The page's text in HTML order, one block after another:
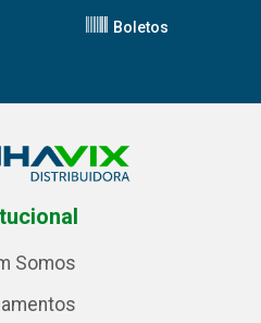
Boletos
Somos